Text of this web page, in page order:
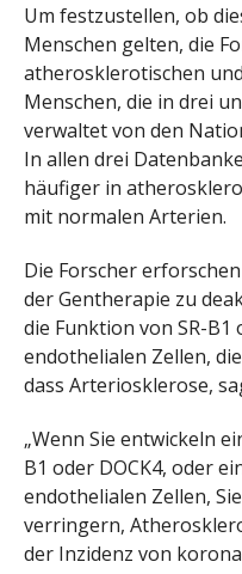
Um festzustellen, ob
Menschen gelten, die
atherosklerotischen
Menschen, die in drei
verwaltet von den
In allen drei
häufiger in
mit normalen Arterien.
Die Forscher
der Gentherapie zu
die Funktion von SR-B1
endothelialen Zellen,
dass Arteriosklerose,
„Wenn Sie entwickeln
B1 oder DOCK4, oder
endothelialen Zellen,
verringern,
der Inzidenz von